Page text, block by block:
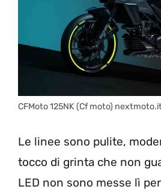
CFMoto 125NK (Cf moto)
Le linee sono pulite,
tocco di grinta che non
LED non sono messe lì